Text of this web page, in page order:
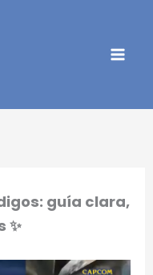
guía clara,
✨